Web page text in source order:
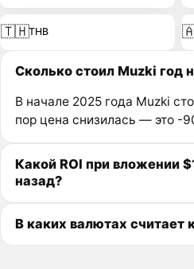
🇹🇭THB
Сколько стоил Muzki год
В начале 2025 года Muzki
пор цена снизилась — это -
Какой ROI при вложении
назад?
В каких валютах считает